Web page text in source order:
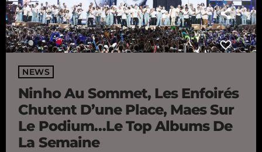
NEWS
Ninho Au Sommet, Les Enfoirés
Chutent D’une Place, Maes Sur
Le Podium…Le Top Albums De
La Semaine